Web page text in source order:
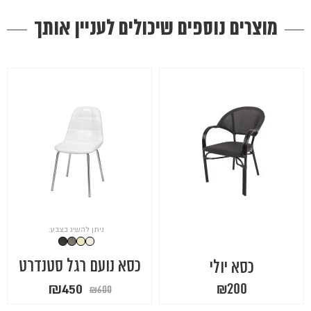
מוצרים נוספים שיכולים לעניין אותך
כסא יולי
₪200
ניתן להשיג בצבע:
כסא נועם רגל סטנדרט
₪600
המחיר
₪450